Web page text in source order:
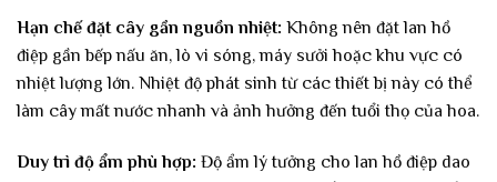
Hạn chế đặt cây gần nguồn nhiệt: Không nên đặt lan hồ
điệp gần bếp nấu ăn, lò vi sóng, máy sưởi hoặc khu vực có
nhiệt lượng lớn. Nhiệt độ phát sinh từ các thiết bị này có thể
làm cây mất nước nhanh và ảnh hưởng đến tuổi thọ của hoa.
Duy trì độ ẩm phù hợp: Độ ẩm lý tưởng cho lan hồ điệp dao